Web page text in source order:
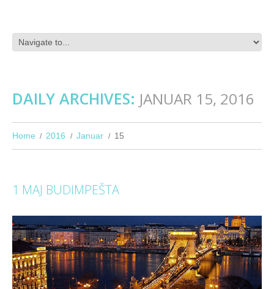
DAILY ARCHIVES: JANUAR 15, 2016
Home 2016 Januar 15
1 MAJ BUDIMPEŠTA